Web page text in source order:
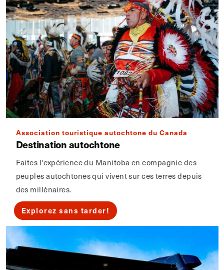
Association touristique autochtone du Canada
Destination autochtone
Faites l'expérience du Manitoba en compagnie des
peuples autochtones qui vivent sur ces terres depuis
des millénaires.
Explorez sans tarder!